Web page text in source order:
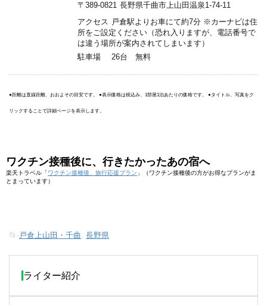
〒389-0821 長野県千曲市上山田温泉1-74-11
アクセス 戸倉駅よりお車にて約7分 ※カーナビは住
所をご設定ください（恐れ入りますが、電話番号で
は違う場所が案内されてしまいます）
駐車場
26台 無料
●距離は直線距離、おおよその目安です。 ●表示価格は税込み、1部屋1泊あたりの価格です。 ●タイトル、写真をク
リックすることで詳細ページを表示します。
ワクチン接種後に、行きたかったあの宿へ
楽天トラベル「ワクチン接種後、旅行応援プラン 」（ワクチン接種後の方がお得なプランがま
とまっています）
📂-戸倉上山田・千曲, 長野県
ライター紹介